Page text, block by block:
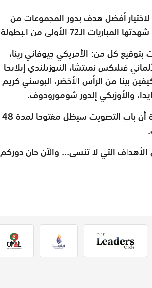
لاختيار أفضل هدف بدور المجموعات من
جاءت بتوقيع كل من: الأمريكي جيوفاني رينا،
فيليكس نميتشا، النيوزيلندي إيلايجا
بينا من الرأس الأخضر، البوسني كريم
والأوزبكي إلدور شومورودوف.
ودعت "فيفا" الجماهير إلى اختيار هدفها المفضل، مؤكدة أن باب التصويت سيظل مفتوحا لمدة 48
التي لا تنسى... والآن حان دوركم